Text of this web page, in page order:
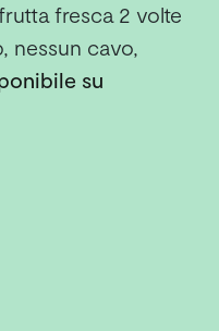
fresca 2 volte
nessun cavo,
su